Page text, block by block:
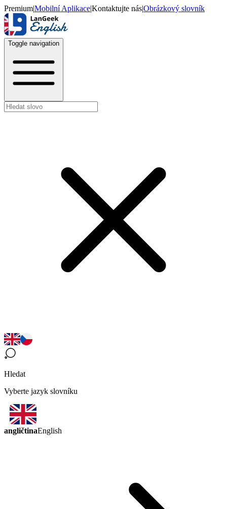
Premium|Mobilní Aplikace|Kontaktujte nás|Obrázkový slovník
Toggle navigation
Hledat
Vyberte jazyk slovníku
angličtinaEnglish